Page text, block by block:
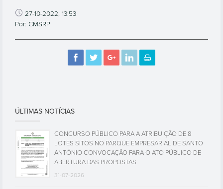
27-10-2022, 13:53
Por: CMSRP
ÚLTIMAS NOTÍCIAS
CONCURSO PÚBLICO PARA A ATRIBUIÇÃO DE 8
LOTES SITOS NO PARQUE EMPRESARIAL DE SANTO
ANTÓNIO CONVOCAÇÃO PARA O ATO PÚBLICO DE
ABERTURA DAS PROPOSTAS
31-07-2026